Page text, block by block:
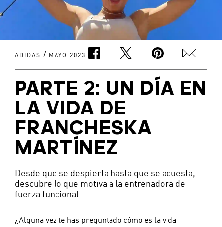
ADIDAS / MAYO 2023
PARTE 2: UN DÍA EN
LA VIDA DE
FRANCHESKA
MARTÍNEZ
Desde que se despierta hasta que se acuesta,
descubre lo que motiva a la entrenadora de
fuerza funcional
¿Alguna vez te has preguntado cómo es la vida